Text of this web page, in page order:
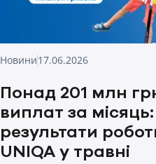
Новини17.06.2026
Понад 201 млн
виплат за місяць:
результати
UNIQA у травні